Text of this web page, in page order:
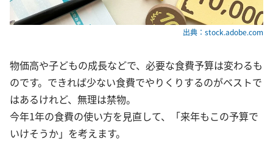
出典：stock.adobe.com
物価高や子どもの成長などで、必要な食費予算は変わるも
のです。できれば少ない食費でやりくりするのがベストで
はあるけれど、無理は禁物。
今年1年の食費の使い方を見直して、「来年もこの予算で
いけそうか」を考えます。